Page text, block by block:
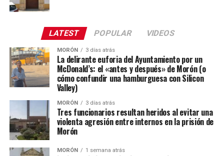
LATEST POPULAR VIDEOS
MORÓN 3 días atrás
La delirante euforia del Ayuntamiento por un
McDonald’s: el «antes y después» de Morón (o
cómo confundir una hamburguesa con Silicon
Valley)
MORÓN 3 días atrás
Tres funcionarios resultan heridos al evitar una
violenta agresión entre internos en la prisión de
Morón
MORÓN 1 semana atrás